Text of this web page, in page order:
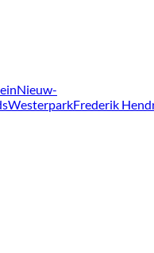
Nieuw-
WesterparkFrederik